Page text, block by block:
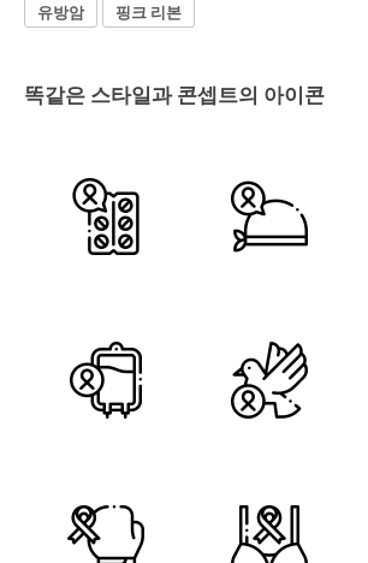
유방암
핑크 리본
똑같은 스타일과 콘셉트의 아이콘